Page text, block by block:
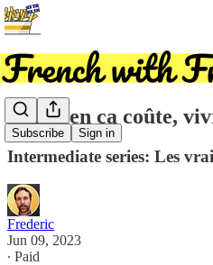
Subscribe Sign in
Combien ça coûte,
Intermediate series: Les
Frederic
Jun 09, 2023
∙ Paid